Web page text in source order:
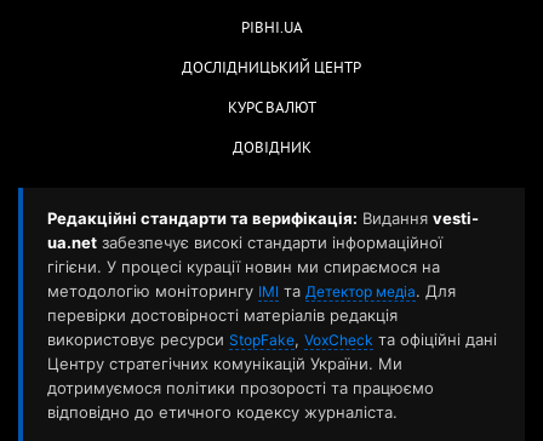
РІВНІ.UA
ДОСЛІДНИЦЬКИЙ ЦЕНТР
КУРС ВАЛЮТ
ДОВІДНИК
Редакційні стандарти та верифікація: Видання vesti-
ua.net забезпечує високі стандарти інформаційної
гігієни. У процесі курації новин ми спираємося на
методологію моніторингу ІМІ та Детектор медіа. Для
перевірки достовірності матеріалів редакція
використовує ресурси StopFake, VoxCheck та офіційні дані
Центру стратегічних комунікацій України. Ми
дотримуємося політики прозорості та працюємо
відповідно до етичного кодексу журналіста.